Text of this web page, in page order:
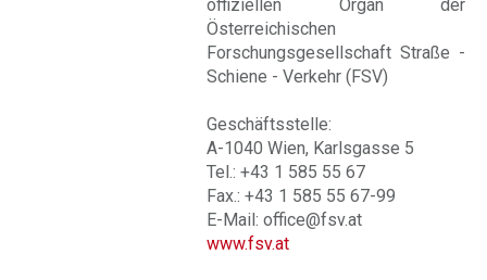
offiziellen Organ der
Österreichischen
Forschungsgesellschaft Straße -
Schiene - Verkehr (FSV)
Geschäftsstelle:
A-1040 Wien, Karlsgasse 5
Tel.: +43 1 585 55 67
Fax.: +43 1 585 55 67-99
E-Mail: office@fsv.at
www.fsv.at